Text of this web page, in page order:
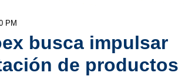
PM
busca impulsar
de productos